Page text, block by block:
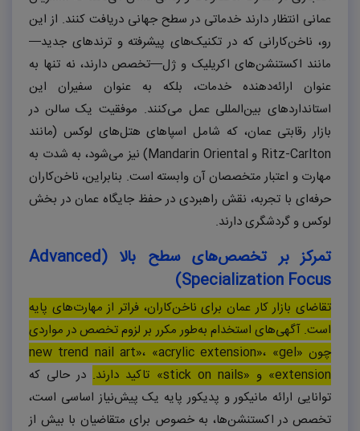
عمانی انتظار دارند خدماتی در سطح جهانی دریافت کنند. از این
رو، ناخن‌کارانی که در تکنیک‌های پیشرفته و ترندهای جدید—
مانند اکستنشن‌های اکریلیک و ژل—تخصص دارند، نه تنها به
عنوان ارائه‌دهنده خدمات، بلکه به عنوان سفیران این
استانداردهای بین‌المللی عمل می‌کنند. موفقیت یک سالن در
بازار رقابتی عمان، که شامل اسپاهای هتل‌های لوکس (مانند
Ritz-Carlton و Mandarin Oriental) نیز می‌شود، به شدت به
مهارت و اعتبار متخصصان آن وابسته است. بنابراین، ناخن‌کاران
حرفه‌ای با تجربه، نقش راهبردی در حفظ جایگاه عمان در بخش
لوکس و گردشگری دارند.
تمرکز بر تخصص‌های سطح بالا (Advanced
Specialization Focus
)
تقاضای بازار کار عمان برای ناخن‌کاران، فراتر از مهارت‌های پایه
است. آگهی‌های استخدام به‌طور مکرر بر لزوم تخصص در مواردی
چون «
new trend nail art»، «acrylic extension»، «gel
extension» و «stick on nails» تاکید دارند. در حالی که
توانایی ارائه مانیکور و پدیکور پایه یک پیش‌نیاز اساسی است،
تخصص در اکستنشن‌ها، به خصوص برای متقاضیان با بیش از